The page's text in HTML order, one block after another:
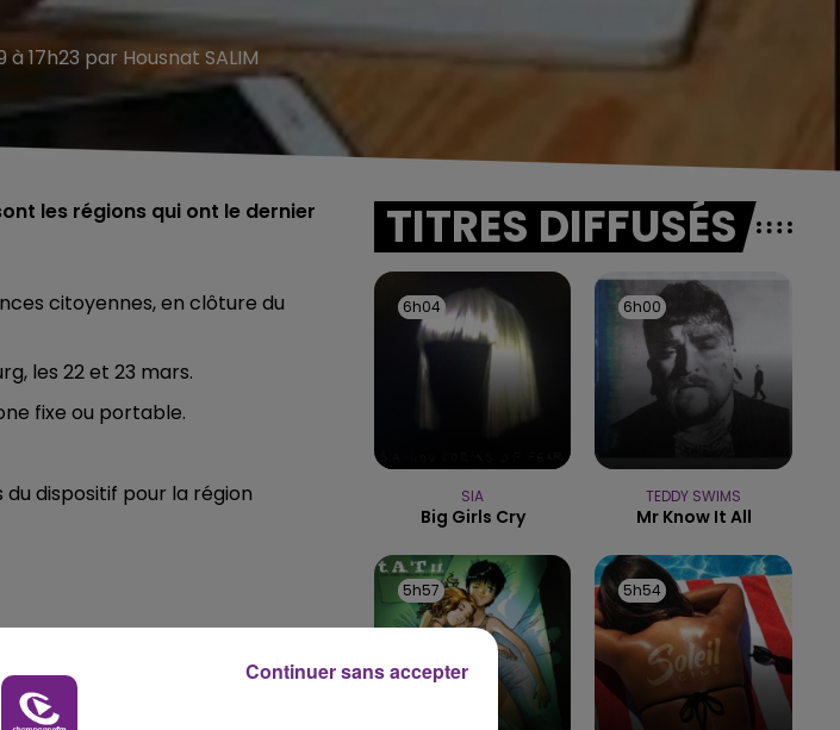
14h00 - 15h00
LA RADIO POP
à 17h23 par Housnat SALIM
les régions qui ont le dernier
citoyennes, en clôture du
les 22 et 23 mars.
fixe ou portable.
dispositif pour la région
seront défrayés pour le
à Strasbourg.
TITRES DIFFUSÉS
6h04
6h04
SIA
Big Girls Cry
6h00
6h00
TEDDY SWIMS
Mr Know It All
5h57
5h57 5h54
5h54
Continuer sans accepter